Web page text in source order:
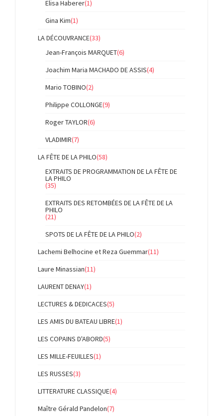
Elisa Haberer(1)
Gina Kim(1)
LA DÉCOUVRANCE(33)
Jean-François MARQUET(6)
Joachim Maria MACHADO DE ASSIS(4)
Mario TOBINO(2)
Philippe COLLONGE(9)
Roger TAYLOR(6)
VLADIMIR(7)
LA FÊTE DE LA PHILO(58)
EXTRAITS DE PROGRAMMATION DE LA FÊTE DE
LA PHILO
(35)
EXTRAITS DES RETOMBÉES DE LA FÊTE DE LA
PHILO
(21)
SPOTS DE LA FÊTE DE LA PHILO(2)
Lachemi Belhocine et Reza Guemmar(11)
Laure Minassian(11)
LAURENT DENAY(1)
LECTURES & DEDICACES(5)
LES AMIS DU BATEAU LIBRE(1)
LES COPAINS D'ABORD(5)
LES MILLE-FEUILLES(1)
LES RUSSES(3)
LITTERATURE CLASSIQUE(4)
Maître Gérald Pandelon(7)